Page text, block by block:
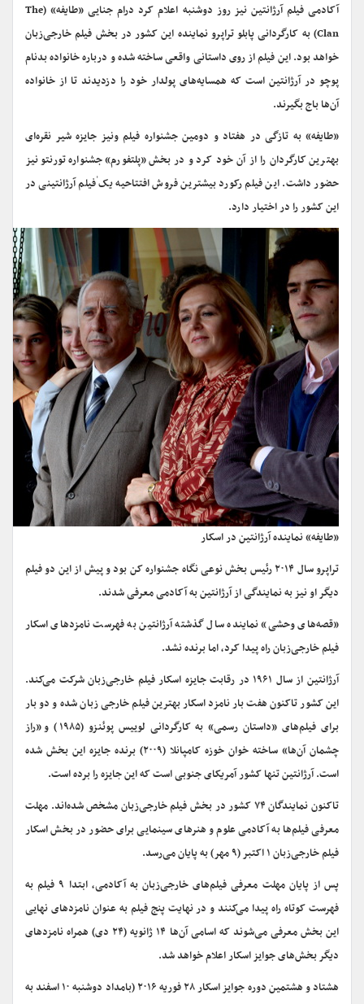
آکادمی فیلم آرژانتین نیز روز دوشنبه اعلام کرد درام جنایی «طایفه» (The
Clan) به کارگردانی پابلو تراپرو نماینده این کشور در بخش فیلم خارجی‌زبان
خواهد بود. این فیلم از روی داستانی واقعی ساخته شده و درباره خانواده بدنام
پوچو در آرژانتین است که همسایه‌های پولدار خود را دزدیدند تا از خانواده
آن‌ها باج بگیرند.
«طایفه» به تازگی در هفتاد و دومین جشنواره فیلم ونیز جایزه شیر نقره‌ای
بهترین کارگردان را از آن خود کرد و در بخش «پلتفورم» جشنواره تورنتو نیز
حضور داشت. این فیلم رکورد بیشترین فروش افتتاحیه یک ٰفیلم آرژانتینی در
این کشور را در اختیار دارد.
«طایفه» نماینده آرژانتین در اسکار
تراپرو سال ۲۰۱۴ رئیس بخش نوعی نگاه جشنواره کن بود و پیش از این دو فیلم
دیگر او نیز به نمایندگی از آرژانتین به آکادمی معرفی شدند.
«قصه‌های وحشی» نماینده سال گذشته آرژانتین به فهرست نامزدهای اسکار
فیلم خارجی‌زبان راه پیدا کرد، اما برنده نشد.
آرژانتین از سال ۱۹۶۱ در رقابت جایزه اسکار فیلم خارجی‌زبان شرکت می‌کند.
این کشور تاکنون هفت بار نامزد اسکار بهترین فیلم خارجی زبان شده و دو بار
برای فیلم‌های «داستان رسمی» به کارگردانی لوییس پوئنزو (۱۹۸۵) و «راز
چشمان آن‌ها» ساخته خوان خوزه کامپانلا (۲۰۰۹) برنده جایزه این بخش شده
است. آرژانتین تنها کشور آمریکای جنوبی است که این جایزه را برده است.
تاکنون نمایندگان ۷۴ کشور در بخش فیلم خارجی‌زبان مشخص شده‌اند. مهلت
معرفی فیلم‌ها به آکادمی علوم و هنرهای سینمایی برای حضور در بخش اسکار
فیلم خارجی‌زبان ۱ اکتبر (۹ مهر) به پایان می‌رسد.
پس از پایان مهلت معرفی فیلم‌های خارجی‌زبان به آکادمی، ابتدا ۹ فیلم به
فهرست کوتاه راه پیدا می‌کنند و در نهایت پنج فیلم به عنوان نامزدهای نهایی
این بخش معرفی می‌شوند که اسامی آن‌ها ۱۴ ژانویه (۲۴ دی) همراه نامزدهای
دیگر بخش‌های جوایز اسکار اعلام خواهد شد.
هشتاد و هشتمین دوره جوایز اسکار ۲۸ فوریه ۲۰۱۶ (بامداد دوشنبه ۱۰ اسفند به